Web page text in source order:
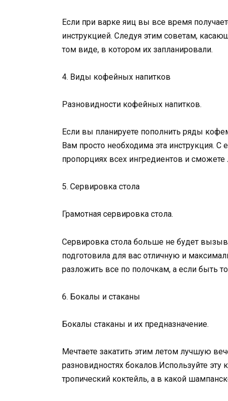
Если при варке яиц вы все время
инструкцией. Следуя этим советам,
том виде, в котором их запланировали.
4. Виды кофейных напитков
Разновидности кофейных напитков.
Если вы планируете пополнить ряды
Вам просто необходима эта инструкция.
пропорциях всех ингредиентов и
5. Сервировка стола
Грамотная сервировка стола.
Сервировка стола больше не будет
подготовила для вас отличную и
разложить все по полочкам, а если быть
6. Бокалы и стаканы
Бокалы стаканы и их предназначение.
Мечтаете закатить этим летом лучшую
разновидностях бокалов.Используйте эту
тропический коктейль, а в какой